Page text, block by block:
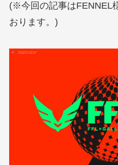
(※今回の記事はFENNEL
おります。)